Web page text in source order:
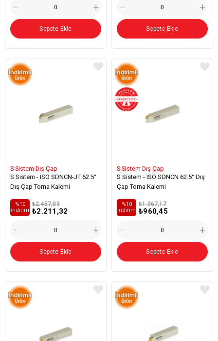
Sepete Ekle Sepete Ekle
S Sistem Dış Çap
S Sistem - ISO SDNCN-JT 62.5°
Dış Çap Torna Kalemi
₺2.211,32
₺2.457,03
%10
i̇ndirim
Sepete Ekle
S Sistem Dış Çap
S Sistem - ISO SDNCN 62.5° Dış
Çap Torna Kalemi
₺960,45
₺1.067,17
%10
i̇ndirim
Sepete Ekle